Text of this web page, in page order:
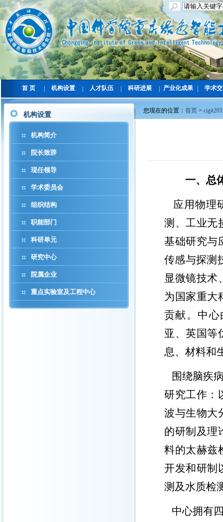
首 页 机构设置 人才队伍 科研进展 产业化成果 学术
机构设置
机构简介
院长致辞
现任领导
学术委员会
组织结构
职能部门
科研单元
研究中心
院属企业
重点实验室及工程中心
您现在的位置： 首页 >
一、总
应用物理
测、工业无
基础研究与
传感与探测
显微镜技术
为国家重大
贡献。中
亚、英国等
息、材料和
围绕脑疾
研究工作：
波与生物大
的研制及理
料的太赫兹
开发和研制
测及水质检
中心拥有